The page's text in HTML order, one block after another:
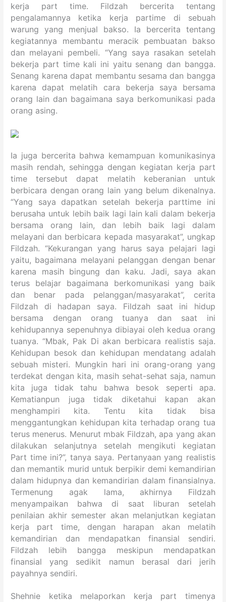
kerja part time. Fildzah bercerita tentang
pengalamannya ketika kerja partime di sebuah
warung yang menjual bakso. Ia bercerita tentang
kegiatannya membantu meracik pembuatan bakso
dan melayani pembeli. “Yang saya rasakan setelah
bekerja part time kali ini yaitu senang dan bangga.
Senang karena dapat membantu sesama dan bangga
karena dapat melatih cara bekerja saya bersama
orang lain dan bagaimana saya berkomunikasi pada
orang asing.
Ia juga bercerita bahwa kemampuan komunikasinya
masih rendah, sehingga dengan kegiatan kerja part
time tersebut dapat melatih keberanian untuk
berbicara dengan orang lain yang belum dikenalnya.
“Yang saya dapatkan setelah bekerja parttime ini
berusaha untuk lebih baik lagi lain kali dalam bekerja
bersama orang lain, dan lebih baik lagi dalam
melayani dan berbicara kepada masyarakat”, ungkap
Fildzah. “Kekurangan yang harus saya pelajari lagi
yaitu, bagaimana melayani pelanggan dengan benar
karena masih bingung dan kaku. Jadi, saya akan
terus belajar bagaimana berkomunikasi yang baik
dan benar pada pelanggan/masyarakat”, cerita
Fildzah di hadapan saya. Fildzah saat ini hidup
bersama dengan orang tuanya dan saat ini
kehidupannya sepenuhnya dibiayai oleh kedua orang
tuanya. “Mbak, Pak Di akan berbicara realistis saja.
Kehidupan besok dan kehidupan mendatang adalah
sebuah misteri. Mungkin hari ini orang-orang yang
terdekat dengan kita, masih sehat-sehat saja, namun
kita juga tidak tahu bahwa besok seperti apa.
Kematianpun juga tidak diketahui kapan akan
menghampiri kita. Tentu kita tidak bisa
menggantungkan kehidupan kita terhadap orang tua
terus menerus. Menurut mbak Fildzah, apa yang akan
dilakukan selanjutnya setelah mengikuti kegiatan
Part time ini?”, tanya saya. Pertanyaan yang realistis
dan memantik murid untuk berpikir demi kemandirian
dalam hidupnya dan kemandirian dalam finansialnya.
Termenung agak lama, akhirnya Fildzah
menyampaikan bahwa di saat liburan setelah
penilaian akhir semester akan melanjutkan kegiatan
kerja part time, dengan harapan akan melatih
kemandirian dan mendapatkan finansial sendiri.
Fildzah lebih bangga meskipun mendapatkan
finansial yang sedikit namun berasal dari jerih
payahnya sendiri.
Shehnie ketika melaporkan kerja part timenya